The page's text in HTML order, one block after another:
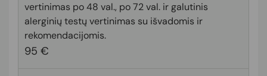
vertinimas po 48 val., po 72 val. ir galutinis
alerginių testų vertinimas su išvadomis ir
rekomendacijomis.
95 €